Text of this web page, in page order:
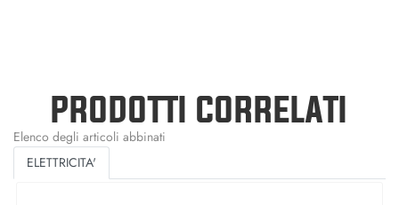
PRODOTTI CORRELATI
Elenco degli articoli abbinati
ELETTRICITA'